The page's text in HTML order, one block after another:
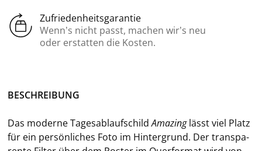
Zufriedenheitsgarantie
Wenn’s nicht passt, machen wir’s neu
oder erstatten die Kosten.
BE­SCHREI­BUNG
Das mo­der­ne Ta­ges­ab­lauf­schildAma­zinglässt viel Platz
für ein per­sön­li­ches Foto im Hin­ter­grund. Der trans­pa­